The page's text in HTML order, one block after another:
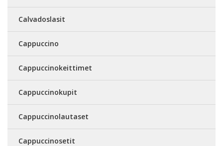
Calvadoslasit
Cappuccino
Cappuccinokeittimet
Cappuccinokupit
Cappuccinolautaset
Cappuccinosetit